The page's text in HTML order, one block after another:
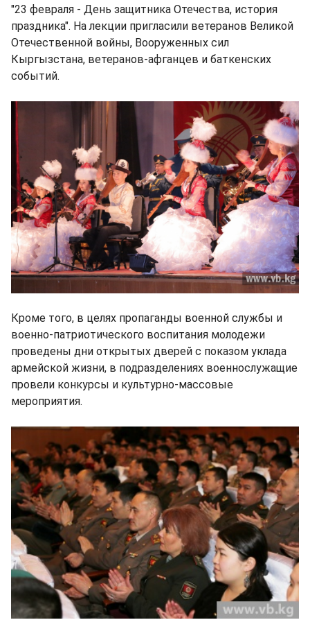
"23 февраля - День защитника Отечества, история
праздника". На лекции пригласили ветеранов Великой
Отечественной войны, Вооруженных сил
Кыргызстана, ветеранов-афганцев и баткенских
событий.
Кроме того, в целях пропаганды военной службы и
военно-патриотического воспитания молодежи
проведены дни открытых дверей с показом уклада
армейской жизни, в подразделениях военнослужащие
провели конкурсы и культурно-массовые
мероприятия.